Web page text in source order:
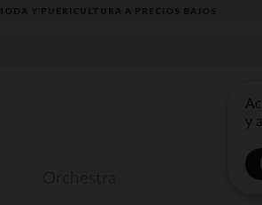
Y PUERICULTURA A PRECIOS BAJOS
y